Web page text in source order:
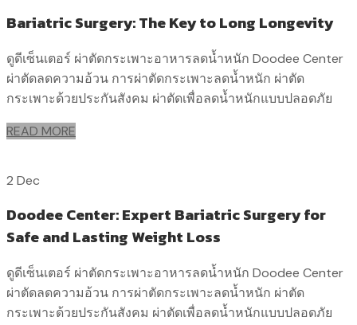
Bariatric Surgery: The Key to Long Longevity
ดูดีเซ็นเตอร์ ผ่าตัดกระเพาะอาหารลดน้ำหนัก Doodee Center
ผ่าตัดลดความอ้วน การผ่าตัดกระเพาะลดน้ำหนัก ผ่าตัด
กระเพาะด้วยประกันสังคม ผ่าตัดเพื่อลดน้ำหนักแบบปลอดภัย
READ MORE
2 Dec
Doodee Center: Expert Bariatric Surgery for
Safe and Lasting Weight Loss
ดูดีเซ็นเตอร์ ผ่าตัดกระเพาะอาหารลดน้ำหนัก Doodee Center
ผ่าตัดลดความอ้วน การผ่าตัดกระเพาะลดน้ำหนัก ผ่าตัด
กระเพาะด้วยประกันสังคม ผ่าตัดเพื่อลดน้ำหนักแบบปลอดภัย